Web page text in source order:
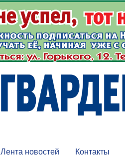
Лента новостей Контакты